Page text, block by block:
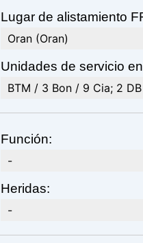
Lugar de alistamiento
Oran (Oran)
Unidades de servicio
BTM / 3 Bon / 9 Cia; 2
Función:
-
Heridas:
-